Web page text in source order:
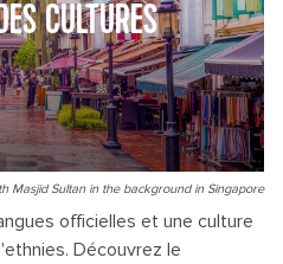
CULTURES
Masjid Sultan in the background in Singapore
officielles et une culture
Découvrez le